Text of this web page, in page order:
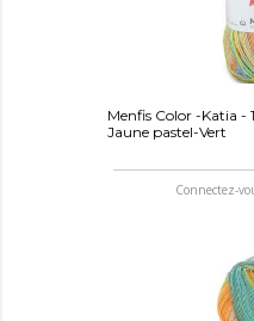
Menfis Color -Katia -
Jaune pastel-Vert
Connectez-